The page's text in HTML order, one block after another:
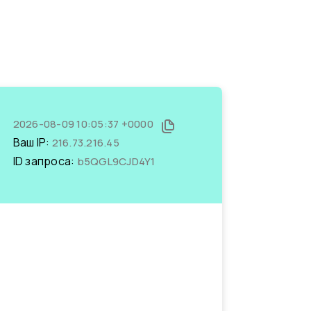
2026-08-09 10:05:37 +0000
Ваш IP: 216.73.216.45
ID запроса: b5QGL9CJD4Y1